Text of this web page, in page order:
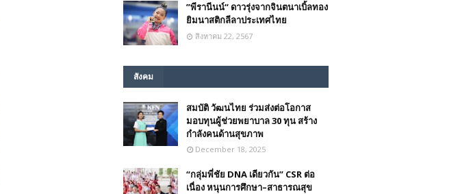
”พีรานีนน์“​ ดาวรุ่งจากจินตนาเบิ้ลทอง
ยิมนาสติกลีลาประเทศไทย
สิงหาคม 22, 2567
สังคม
สมบัติ วัฒนไทย ร่วมส่งต่อโอกาส
มอบทุนผู้ช่วยพยาบาล 30 ทุน สร้าง
กำลังคนด้านสุขภาพ
December 18, 2025
“กลุ่มพี่ชัย DNA เดียวกัน” CSR ต่อ
เนื่อง หนุนการศึกษา–สาธารณสุข